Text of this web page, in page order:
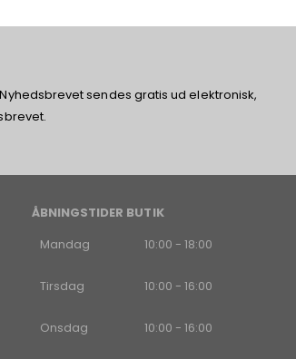
sendes gratis ud elektronisk,
ÅBNINGSTIDER BUTIK
Mandag
10:00 - 18:00
Tirsdag 10:00 - 16:00
Onsdag 10:00 - 16:00